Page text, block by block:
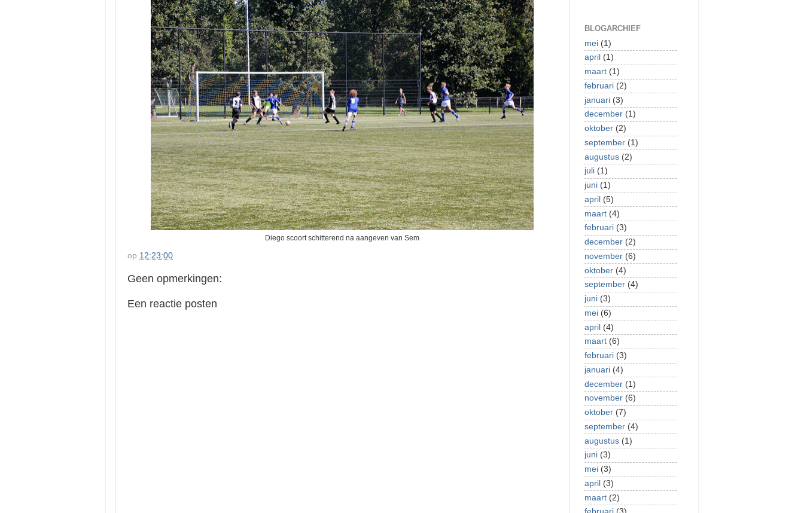
Diego scoort schitterend na aangeven van Sem
op 12:23:00
Geen opmerkingen:
Een reactie posten
BLOGARCHIEF
mei (1)
april (1)
maart (1)
februari (2)
januari (3)
december (1)
oktober (2)
september (1)
augustus (2)
juli (1)
juni (1)
april (5)
maart (4)
februari (3)
december (2)
november (6)
oktober (4)
september (4)
juni (3)
mei (6)
april (4)
maart (6)
februari (3)
januari (4)
december (1)
november (6)
oktober (7)
september (4)
augustus (1)
juni (3)
mei (3)
april (3)
maart (2)